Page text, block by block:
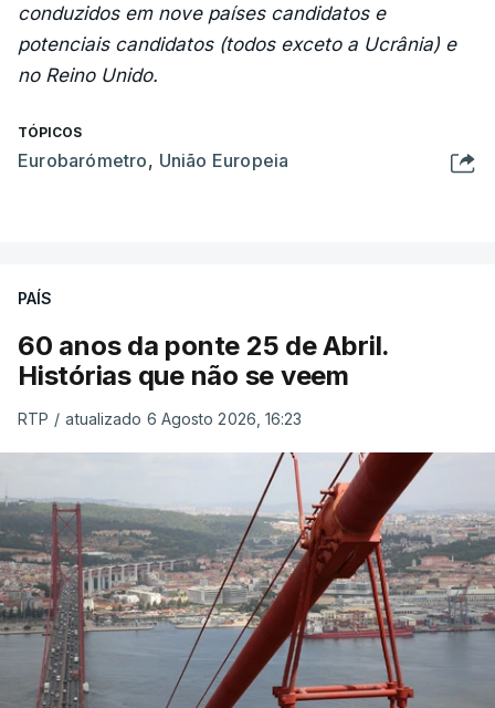
conduzidos em nove países candidatos e
potenciais candidatos (todos exceto a Ucrânia) e
no Reino Unido.
TÓPICOS
Eurobarómetro, União Europeia
PAÍS
60 anos da ponte 25 de Abril.
Histórias que não se veem
RTP / atualizado 6 Agosto 2026, 16:23